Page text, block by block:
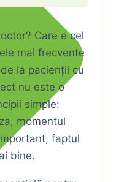
Care e cel
mai frecvente
la pacienții cu
nu este o
simple:
momentul
faptul
bine.